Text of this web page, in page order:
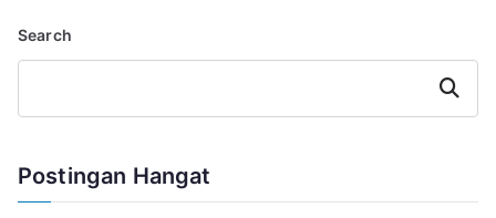
Search
Search
Postingan Hangat